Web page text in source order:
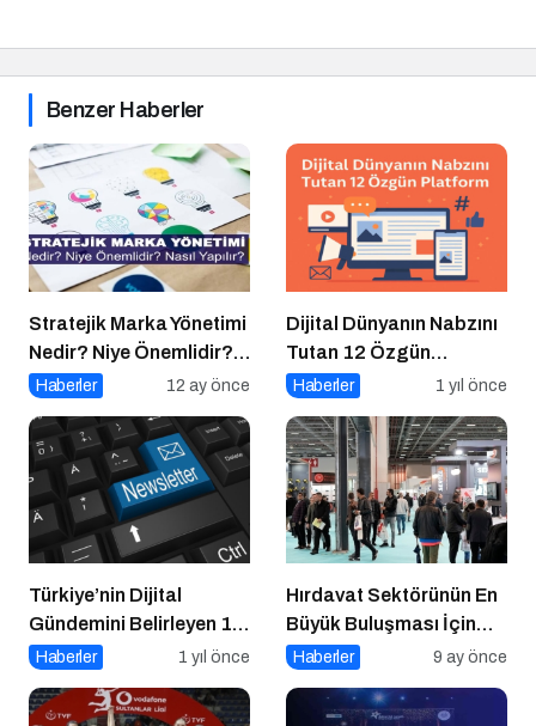
Benzer Haberler
Stratejik Marka Yönetimi
Nedir? Niye Önemlidir?
Stratejik Marka Yönetimi
Haberler 12 ay önce
Dijital Dünyanın Nabzını
Tutan 12 Özgün
Platform
Haberler 1 yıl önce
Türkiye’nin Dijital
Gündemini Belirleyen 15
Haber Sitesi
Haberler 1 yıl önce
Hırdavat Sektörünün En
Büyük Buluşması İçin
İstanbul Hazır!
Haberler 9 ay önce